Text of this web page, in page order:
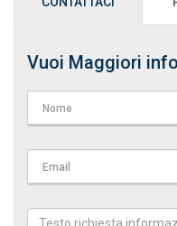
Vuoi Maggiori